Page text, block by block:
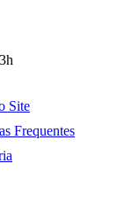
Site
Frequentes